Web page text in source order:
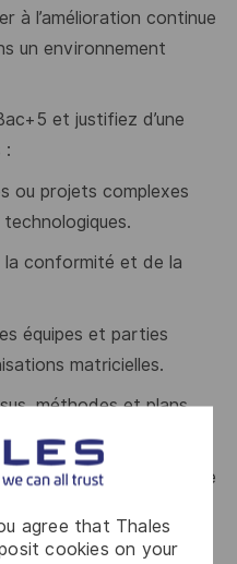
agree that Thales
cookies on your
à l’amélioration continue
un environnement
et justifiez d’une
:
ou projets complexes
la conformité et de la
équipes et parties
matricielles.
méthodes et plans
de structuration et de